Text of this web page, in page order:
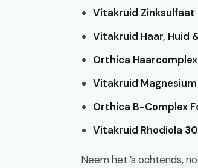
Vitakruid Zinksulfaat
Vitakruid Haar, Huid
Orthica
Vitakruid
Orthica B-Complex
Vitakruid Rhodiola
Neem het ’s ochtends,